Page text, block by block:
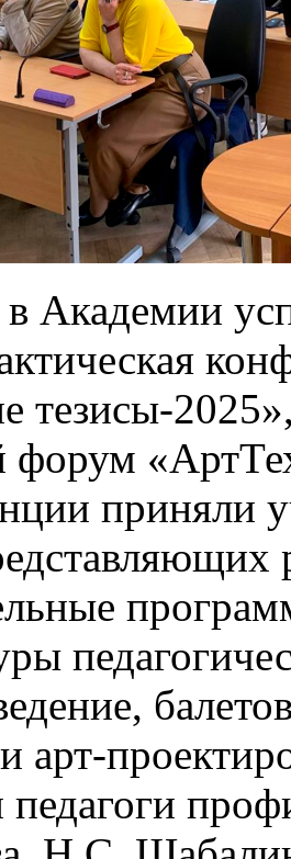
в Академии
тезисы-
форум
приняли
арт-
педагоги